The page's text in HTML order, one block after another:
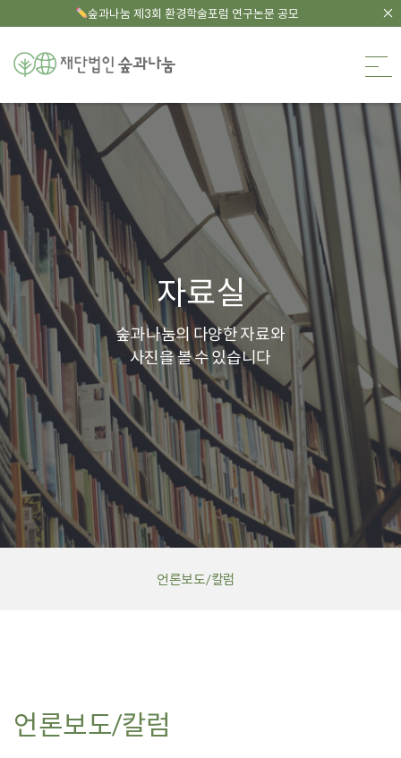
숲과나눔 제3회 환경학술포럼 연구논문 공모
상단 영역 자료실
숲과나눔의 다양한 자료와
사진을 볼 수 있습니다
언론보도/칼럼
언론보도/칼럼 리스트
언론보도/칼럼